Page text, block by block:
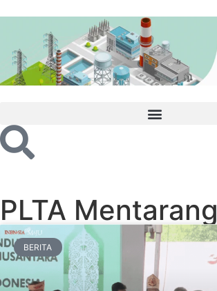
PLTA Mentarang
BERITA